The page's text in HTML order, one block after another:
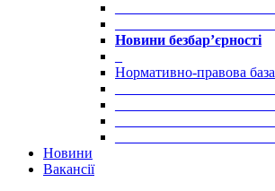
Новини безбар’єрності
Нормативно-правова база
Новини
Вакансії